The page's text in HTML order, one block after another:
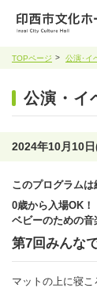
TOPページ 公演･イ
公演・イ
2024年10月10
このプログラムは
0歳から入場OK！
ベビーのための音
第7回みんな
マットの上に寝